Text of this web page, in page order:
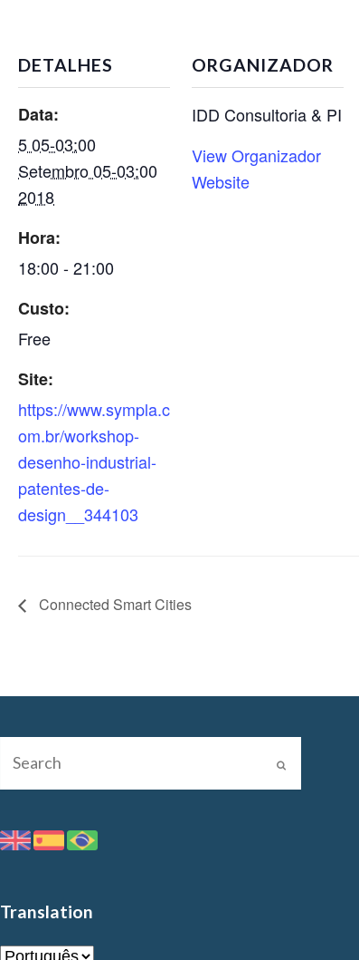
DETALHES
Data:
5 05-03:00
Setembro 05-03:00
2018
Hora:
18:00 - 21:00
Custo:
Free
Site:
https://www.sympla.c
om.br/workshop-
desenho-industrial-
patentes-de-
design__344103
ORGANIZADOR
IDD Consultoria & PI
View Organizador
Website
Connected Smart Cities
Translation